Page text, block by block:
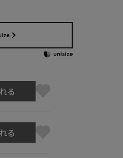
る
る